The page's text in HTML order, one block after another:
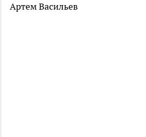
Артем Васильев